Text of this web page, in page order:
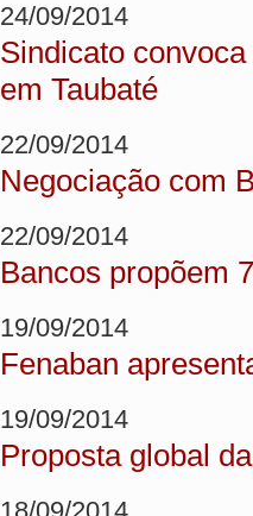
24/09/2014
Sindicato
em Taubaté
22/09/2014
Negociação com
22/09/2014
Bancos propõem
19/09/2014
Fenaban
19/09/2014
Proposta global